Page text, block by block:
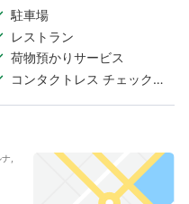
駐車場
レストラン
荷物預かりサービス
コンタクトレス チェックイ
,